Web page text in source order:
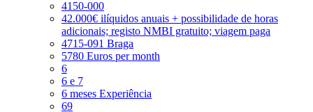
4150-000
42.000€ ilíquidos anuais + possibilidade de horas
adicionais; registo NMBI gratuito; viagem paga
4715-091 Braga
5780 Euros per month
6
6 e 7
6 meses Experiência
69